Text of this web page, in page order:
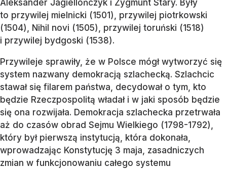
Aleksander Jagiellończyk i Zygmunt Stary. Były
to przywilej mielnicki (1501), przywilej piotrkowski
(1504), Nihil novi (1505), przywilej toruński (1518)
i przywilej bydgoski (1538).
Przywileje sprawiły, że w Polsce mógł wytworzyć się
system nazwany demokracją szlachecką. Szlachcic
stawał się filarem państwa, decydował o tym, kto
będzie Rzeczpospolitą władał i w jaki sposób będzie
się ona rozwijała. Demokracja szlachecka przetrwała
aż do czasów obrad Sejmu Wielkiego (1798-1792),
który był pierwszą instytucją, która dokonała,
wprowadzając Konstytucję 3 maja, zasadniczych
zmian w funkcjonowaniu całego systemu